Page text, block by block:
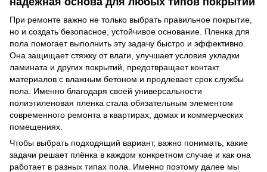
При ремонте важно не только выбрать правильное покрытие,
но и создать безопасное, устойчивое основание. Пленка для
пола помогает выполнить эту задачу быстро и эффективно.
Она защищает стяжку от влаги, улучшает условия укладки
ламината и других покрытий, предотвращает контакт
материалов с влажным бетоном и продлевает срок службы
пола. Именно благодаря своей универсальности
полиэтиленовая пленка стала обязательным элементом
современного ремонта в квартирах, домах и коммерческих
помещениях.
Чтобы выбрать подходящий вариант, важно понимать, какие
задачи решает плёнка в каждом конкретном случае и как она
работает в разных типах пола. Именно поэтому далее мы